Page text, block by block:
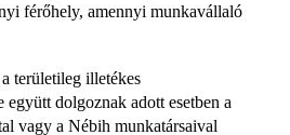
férőhely, amennyi munkavállaló
területileg illetékes
dolgoznak adott esetben a
vagy a Nébih munkatársaival